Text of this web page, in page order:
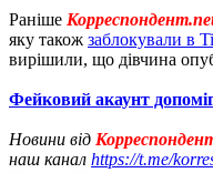
Раніше
яку також заблокували в
вирішили, що дівчина
Фейковий акаунт
Новини від
наш канал https://t.me/